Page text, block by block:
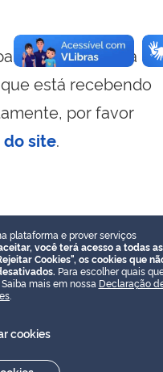
visualizar essa
está recebendo
por favor
site.
plataforma e prover serviços
você terá acesso a todas as
Cookies", os cookies que
Para escolher quais
mais em nossa Declaração
cookies